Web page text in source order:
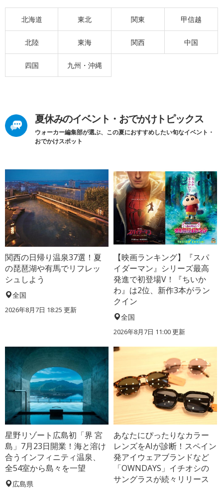
北海道 東北 関東 甲信越
北陸 東海 関西 中国
四国 九州・沖縄
夏休みのイベント・おでかけトピックス
ウォーカー編集部が選ぶ、この夏におすすめしたい旬なイベント・
おでかけスポット
関西の日帰り温泉37選！夏
の琵琶湖や有馬でリフレッ
シュしよう
全国
2026年8月7日 18:25 更新
【映画ランキング】『スパ
イダーマン』シリーズ最高
発進で初登場V！『ちいか
わ』は2位、新作3本がラン
クイン
全国
2026年8月7日 11:00更新
星野リゾート広島初「界 宮
島」7月23日開業！海と溶け
合うインフィニティ温泉、
全54室から島々を一望
広島県
あなたにぴったりなカラー
レンズをAIが診断！スペイン
発アイウェアブランドなど
「OWNDAYS」イチオシの
サングラスが続々リリース